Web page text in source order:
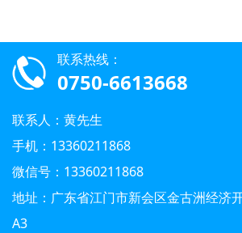
联系热线：
0750-6613668
联系人：黄先生
手机：13360211868
微信号：13360211868
地址：广东省江门市新会区金古洲经济
A3